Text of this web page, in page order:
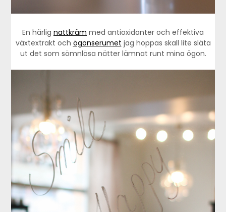
En härlig nattkräm med antioxidanter och effektiva
växtextrakt och ögonserumet jag hoppas skall lite släta
ut det som sömnlösa nätter lämnat runt mina ögon.